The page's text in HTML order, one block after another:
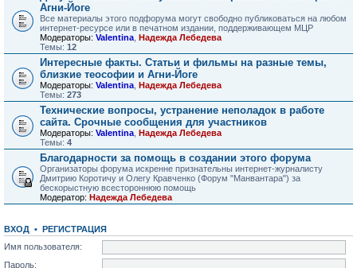
Агни-Йоге
Все материалы этого подфорума могут свободно публиковаться на любом
интернет-ресурсе или в печатном издании, поддерживающем МЦР
Модераторы: Valentina Надежда Лебедева
Темы: 12
Интересные факты. Статьи и фильмы на разные темы,
близкие теософии и Агни-Йоге
Модераторы: Valentina Надежда Лебедева
Темы: 273
Технические вопросы, устранение неполадок в работе
сайта. Срочные сообщения для участников
Модераторы: Valentina Надежда Лебедева
Темы: 4
Благодарности за помощь в создании этого форума
Организаторы форума искренне признательны интернет-журналисту
Дмитрию Коротичу и Олегу Кравченко (Форум "Манвантара") за
бескорыстную всестороннюю помощь
Модератор: Надежда Лебедева
ВХОД • РЕГИСТРАЦИЯ
Имя пользователя:
Пароль: